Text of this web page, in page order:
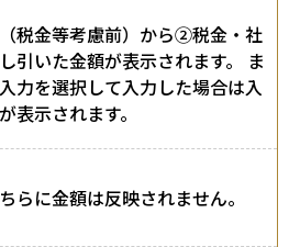
税金等考慮前）から②税金・社
引いた金額が表示されます。 ま
力を選択して入力した場合は入
表示されます。
らに金額は反映されません。